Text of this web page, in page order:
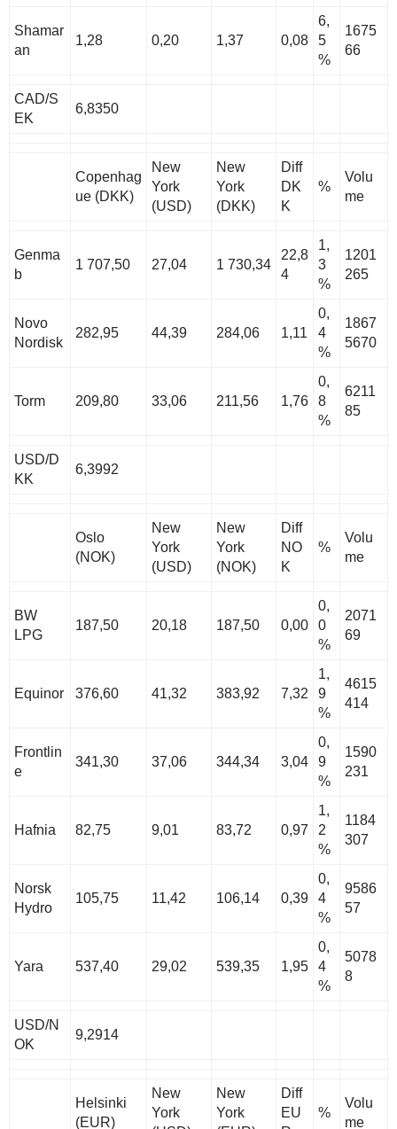
Shamar
an
1,28 0,20 1,37 0,08
6,
5
%
1675
66
CAD/S
EK
6,8350
Copenhag
ue (DKK)
New
York
(USD)
New
York
(DKK)
Diff
DK
K
%
Volu
me
Genma
b
1 707,50 27,04 1 730,34
22,8
4
1,
3
%
1201
265
Novo
Nordisk
282,95 44,39 284,06 1,11
0,
4
%
1867
5670
Torm 209,80 33,06 211,56 1,76
0,
8
%
6211
85
USD/D
KK
6,3992
Oslo
(NOK)
New
York
(USD)
New
York
(NOK)
Diff
NO
K
%
Volu
me
BW
LPG
187,50 20,18 187,50 0,00
0,
0
%
2071
69
Equinor 376,60 41,32 383,92 7,32
1,
9
%
4615
414
Frontlin
e
341,30 37,06 344,34 3,04
0,
9
%
1590
231
Hafnia 82,75 9,01 83,72 0,97
1,
2
%
1184
307
Norsk
Hydro
105,75 11,42 106,14 0,39
0,
4
%
9586
57
Yara 537,40 29,02 539,35 1,95
0,
4
%
5078
8
USD/N
OK
9,2914
Helsinki
(EUR)
New
York
New
York
Diff
EU
%
Volu
me